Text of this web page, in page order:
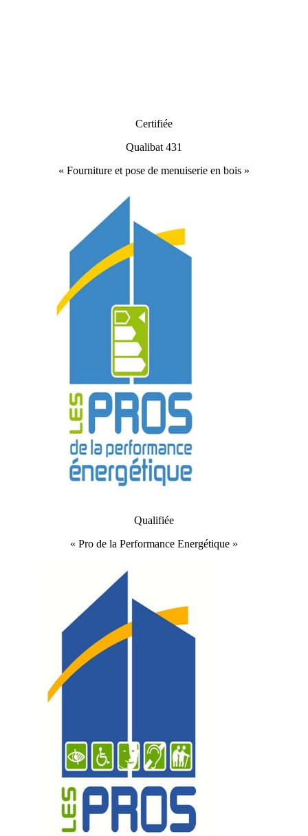
Certifiée
Qualibat 431
« Fourniture et pose de menuiserie en bois »
Qualifiée
« Pro de la Performance Energétique »